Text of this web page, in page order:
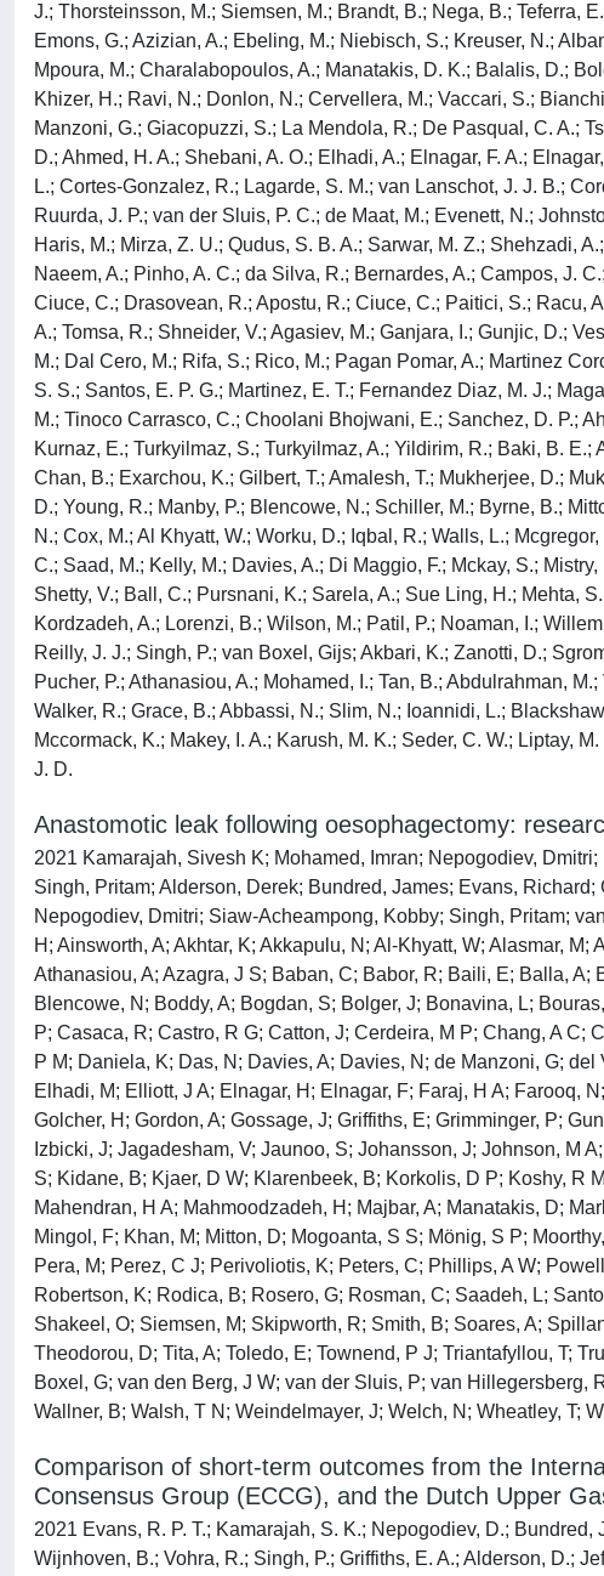
J.; Thorsteinsson, M.; Siemsen, M.; Brandt, B.; Nega, B.; Teferra,
Emons, G.; Azizian, A.; Ebeling, M.; Niebisch, S.; Kreuser, N.;
Mpoura, M.; Charalabopoulos, A.; Manatakis, D. K.; Balalis, D.;
Khizer, H.; Ravi, N.; Donlon, N.; Cervellera, M.; Vaccari, S.;
Manzoni, G.; Giacopuzzi, S.; La Mendola, R.; De Pasqual, C. A.;
D.; Ahmed, H. A.; Shebani, A. O.; Elhadi, A.; Elnagar, F. A.;
L.; Cortes-Gonzalez, R.; Lagarde, S. M.; van Lanschot, J. J. B.;
Ruurda, J. P.; van der Sluis, P. C.; de Maat, M.; Evenett, N.;
Haris, M.; Mirza, Z. U.; Qudus, S. B. A.; Sarwar, M. Z.; Shehzadi,
Naeem, A.; Pinho, A. C.; da Silva, R.; Bernardes, A.; Campos, J.
Ciuce, C.; Drasovean, R.; Apostu, R.; Ciuce, C.; Paitici, S.; Racu,
A.; Tomsa, R.; Shneider, V.; Agasiev, M.; Ganjara, I.; Gunjic, D.;
M.; Dal Cero, M.; Rifa, S.; Rico, M.; Pagan Pomar, A.; Martinez
S. S.; Santos, E. P. G.; Martinez, E. T.; Fernandez Diaz, M. J.;
M.; Tinoco Carrasco, C.; Choolani Bhojwani, E.; Sanchez, D. P.;
Kurnaz, E.; Turkyilmaz, S.; Turkyilmaz, A.; Yildirim, R.; Baki, B.
Chan, B.; Exarchou, K.; Gilbert, T.; Amalesh, T.; Mukherjee, D.;
D.; Young, R.; Manby, P.; Blencowe, N.; Schiller, M.; Byrne, B.;
N.; Cox, M.; Al Khyatt, W.; Worku, D.; Iqbal, R.; Walls, L.;
C.; Saad, M.; Kelly, M.; Davies, A.; Di Maggio, F.; Mckay, S.;
Shetty, V.; Ball, C.; Pursnani, K.; Sarela, A.; Sue Ling, H.; Mehta,
Kordzadeh, A.; Lorenzi, B.; Wilson, M.; Patil, P.; Noaman, I.;
Reilly, J. J.; Singh, P.; van Boxel, Gijs; Akbari, K.; Zanotti, D.;
Pucher, P.; Athanasiou, A.; Mohamed, I.; Tan, B.; Abdulrahman,
Walker, R.; Grace, B.; Abbassi, N.; Slim, N.; Ioannidi, L.;
Mccormack, K.; Makey, I. A.; Karush, M. K.; Seder, C. W.; Liptay,
J. D.
Anastomotic leak following oesophagectomy:
2021 Kamarajah, Sivesh K; Mohamed, Imran; Nepogodiev,
Singh, Pritam; Alderson, Derek; Bundred, James; Evans,
Nepogodiev, Dmitri; Siaw-Acheampong, Kobby; Singh, Pritam;
H; Ainsworth, A; Akhtar, K; Akkapulu, N; Al-Khyatt, W; Alasmar,
Athanasiou, A; Azagra, J S; Baban, C; Babor, R; Baili, E; Balla,
Blencowe, N; Boddy, A; Bogdan, S; Bolger, J; Bonavina, L;
P; Casaca, R; Castro, R G; Catton, J; Cerdeira, M P; Chang, A
P M; Daniela, K; Das, N; Davies, A; Davies, N; de Manzoni, G;
Elhadi, M; Elliott, J A; Elnagar, H; Elnagar, F; Faraj, H A; Farooq,
Golcher, H; Gordon, A; Gossage, J; Griffiths, E; Grimminger, P;
Izbicki, J; Jagadesham, V; Jaunoo, S; Johansson, J; Johnson, M
S; Kidane, B; Kjaer, D W; Klarenbeek, B; Korkolis, D P; Koshy, R
Mahendran, H A; Mahmoodzadeh, H; Majbar, A; Manatakis, D;
Mingol, F; Khan, M; Mitton, D; Mogoanta, S S; Mönig, S P;
Pera, M; Perez, C J; Perivoliotis, K; Peters, C; Phillips, A W;
Robertson, K; Rodica, B; Rosero, G; Rosman, C; Saadeh, L;
Shakeel, O; Siemsen, M; Skipworth, R; Smith, B; Soares, A;
Theodorou, D; Tita, A; Toledo, E; Townend, P J; Triantafyllou, T;
Boxel, G; van den Berg, J W; van der Sluis, P; van Hillegersberg,
Wallner, B; Walsh, T N; Weindelmayer, J; Welch, N; Wheatley, T;
Comparison of short-term outcomes from the
Consensus Group (ECCG), and the Dutch Upper
2021 Evans, R. P. T.; Kamarajah, S. K.; Nepogodiev, D.;
Wijnhoven, B.; Vohra, R.; Singh, P.; Griffiths, E. A.; Alderson, D.;